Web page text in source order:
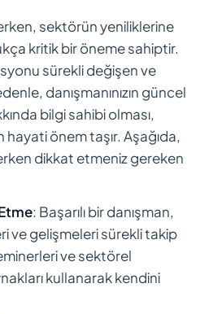
sektörün yeniliklerine
kritik bir öneme sahiptir.
sürekli değişen ve
danışmanınızın güncel
bilgi sahibi olması,
hayati önem taşır. Aşağıda,
dikkat etmeniz gereken
: Başarılı bir danışman,
ve gelişmeleri sürekli takip
ve sektörel
kullanarak kendini